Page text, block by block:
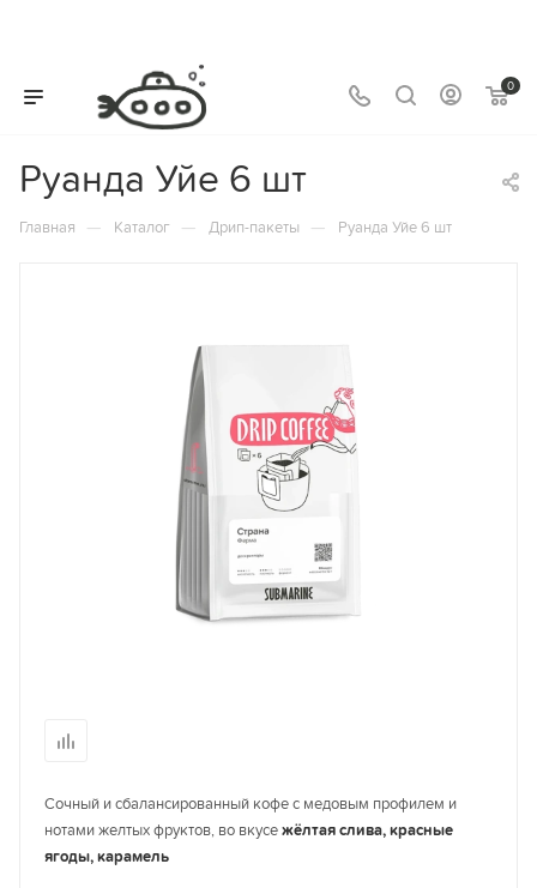
0
Руанда Уйе 6 шт
Главная — Каталог — Дрип-пакеты — Руанда Уйе 6 шт
Сочный и сбалансированный кофе с медовым профилем и
нотами желтых фруктов, во вкусе жёлтая слива, красные
ягоды, карамель